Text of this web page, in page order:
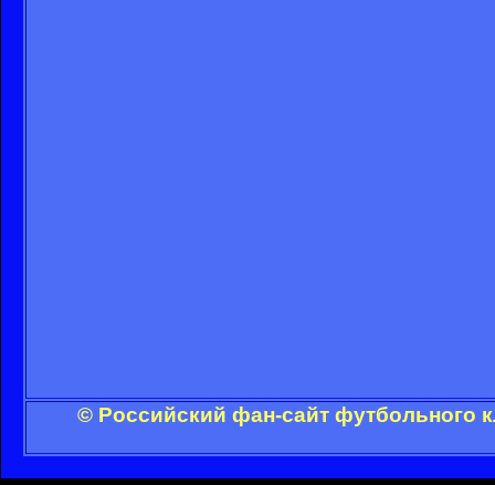
© Российский фан-сайт футбольного